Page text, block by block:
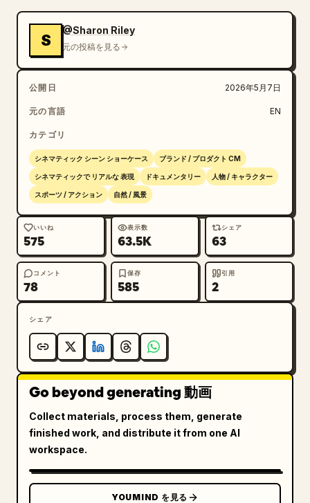
風や雨に対する衣服の反応を維持してください。
マクロショットでは浅い被写界深度を、ワイドショットで
環境は暗く、ムードがあり、シネマティックに保ち、濡れ
た反射と暗闇の強いコントラストを強調してください。
が、変化する光源に対して自然に反応するようにしてくだ
さい。
っくりとした準備やマクロショットから、アグレッシブな
高速走行シーンへと移行させてください。
最終的な出力は、実際の山の嵐の中で撮影された、高予算
の Nike / Rapha のナイトサイクリング CM のような
ック・ナイトサイクリング CM です。ベビーピンクのパ
フォーマンス・サイクリングウェアをアクセントカラーに
した、プレミアムな Nike / Rapha の美学。ハイパーリ
アルなドキュメンタリー風のルックで、様式化やアニメ
調、ビューティーフィルターは一切なし。自然な肌の質
感、リアルな雨の相互作用、物理的に正確な水の挙動、シ
ネマティックなローキー照明、クールなブルーの夜の色調
ァルトの反射、シネマティックなモーションブラー、ハイ
ダイナミックレンジ、浅い被写界深度、プレミアムなスポ
S
@Sharon Riley
元の投稿を見る
公開日 2026年5月7日
元の言語 EN
カテゴリ
シネマティック シーン ショーケース ブランド / プロダクト CM
シネマティックで リアルな 表現 ドキュメンタリー 人物 / キャラクター
スポーツ / アクション 自然 / 風景
いいね
575
表示数
63.5K
シェア
63
コメント
78
保存
585
引用
2
シェア
Go beyond generating 動画
Collect materials, process them, generate
finished work, and distribute it from one AI
workspace.
YOUMIND を見る